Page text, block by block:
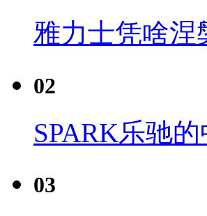
雅力士凭啥涅
02
SPARK乐驰
03